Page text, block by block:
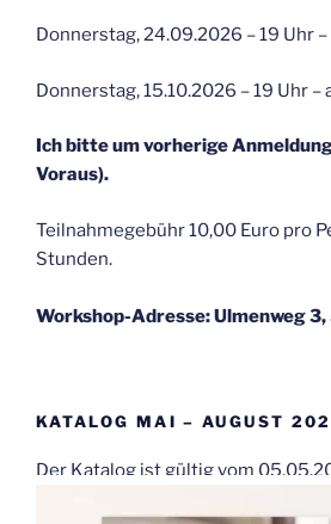
Donnerstag, 24.09.2026 – 19 Uhr
Donnerstag, 15.10.2026 – 19 Uhr –
Ich bitte um vorherige
Voraus).
Teilnahmegebühr 10,00 Euro pro
Stunden.
Workshop-Adresse: Ulmenweg
KATALOG MAI – AUGUST
Der Katalog ist gültig vom